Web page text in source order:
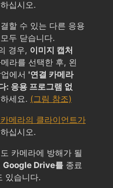
십시오.
할 수 있는 다른 응용
두 닫습니다.
경우, 이미지 캡처
라를 선택한 후, 왼
에서 '연결 카메라
: 응용 프로그램 없
세요. (그림 참조)
메라의 클라이언트가
십시오.
카메라에 방해가 될
Google Drive를 종료
있습니다.